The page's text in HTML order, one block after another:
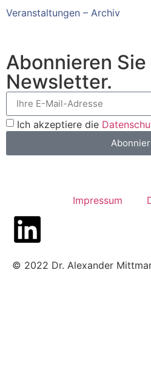
Veranstaltungen – Archiv
Abonnieren
Newsletter.
Ich akzeptiere die
© 2022 Dr. Alexander
Impressum